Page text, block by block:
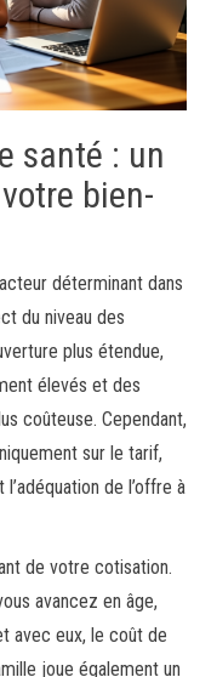
santé : un
bien-
déterminant dans
du niveau des
plus étendue,
élevés et des
coûteuse. Cependant,
sur le tarif,
de l’offre à
de votre cotisation.
avancez en âge,
avec eux, le coût de
joue également un